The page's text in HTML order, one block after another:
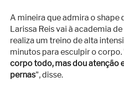
A mineira que admira o shape
Larissa Reis vai à academia
realiza um treino de alta
minutos para esculpir o corpo.
corpo todo, mas dou atenção
pernas", disse.